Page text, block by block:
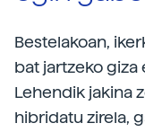
Bestelakoan,
bat jartzeko giza
Lehendik jakina
hibridatu zirela,